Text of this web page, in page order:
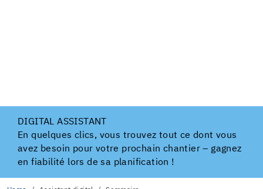
DIGITAL ASSISTANT
En quelques clics, vous trouvez tout ce dont vous
avez besoin pour votre prochain chantier – gagnez
en fiabilité lors de sa planification !